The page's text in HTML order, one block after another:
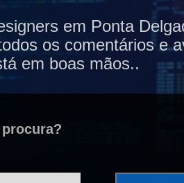
em Ponta
os comentários e
em boas mãos..